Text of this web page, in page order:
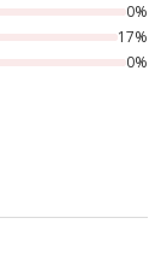
0%
17%
0%